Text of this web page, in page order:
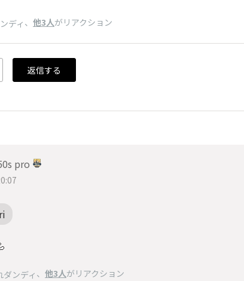
ディ 、 他3人がリアクション
返信する
pro
ダンディ 、 他3人がリアクション